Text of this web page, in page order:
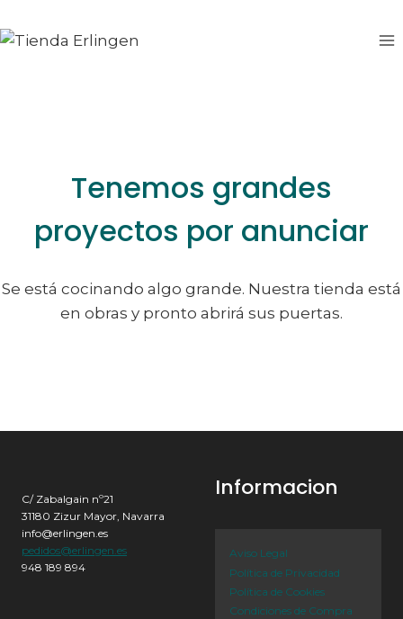
al
al
Tenemos grandes
proyectos por anunciar
Se está cocinando algo grande. Nuestra tienda está
en obras y pronto abrirá sus puertas.
C/ Zabalgain nº21
31180 Zizur Mayor, Navarra
info@erlingen.es
pedidos@erlingen.es
948 189 894
Informacion
Aviso Legal
Política de Privacidad
Política de Cookies
Condiciones de Compra